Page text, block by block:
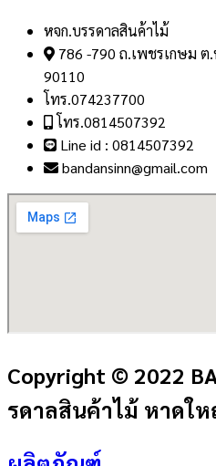
หจก.บรรดาลสินค้าไม้
786 -790 ถ.เพชรเกษม
90110
โทร.074237700
โทร.0814507392
Line id : 0814507392
bandansinn@gmail.com
Copyright © 2022
รดาลสินค้าไม้ หาดใ